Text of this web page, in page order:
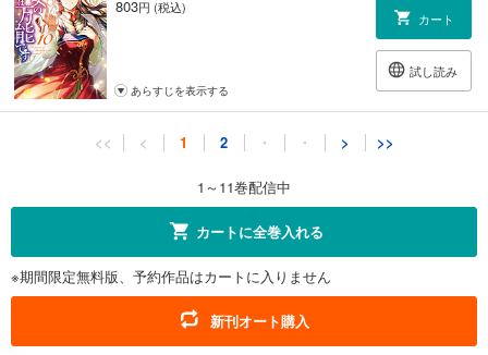
803円 (税込)
カート
試し読み
あらすじを表示する
聖女の魔力は万能です １１
<< < 1 2 ・ ・ > >>
1～11巻配信中
カートに全巻入れる
※期間限定無料版、予約作品はカートに入りません
新刊オート購入